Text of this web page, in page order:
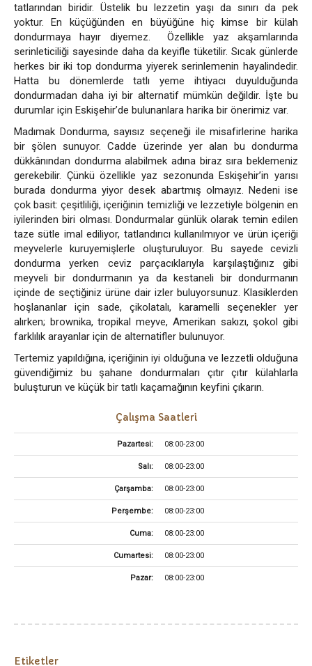
tatlarından biridir. Üstelik bu lezzetin yaşı da sınırı da pek
yoktur. En küçüğünden en büyüğüne hiç kimse bir külah
dondurmaya hayır diyemez. Özellikle yaz akşamlarında
serinleticiliği sayesinde daha da keyifle tüketilir. Sıcak günlerde
herkes bir iki top dondurma yiyerek serinlemenin hayalindedir.
Hatta bu dönemlerde tatlı yeme ihtiyacı duyulduğunda
dondurmadan daha iyi bir alternatif mümkün değildir. İşte bu
durumlar için Eskişehir’de bulunanlara harika bir önerimiz var.
Madımak Dondurma, sayısız seçeneği ile misafirlerine harika
bir şölen sunuyor. Cadde üzerinde yer alan bu dondurma
dükkânından dondurma alabilmek adına biraz sıra beklemeniz
gerekebilir. Çünkü özellikle yaz sezonunda Eskişehir’in yarısı
burada dondurma yiyor desek abartmış olmayız. Nedeni ise
çok basit: çeşitliliği, içeriğinin temizliği ve lezzetiyle bölgenin en
iyilerinden biri olması. Dondurmalar günlük olarak temin edilen
taze sütle imal ediliyor, tatlandırıcı kullanılmıyor ve ürün içeriği
meyvelerle kuruyemişlerle oluşturuluyor. Bu sayede cevizli
dondurma yerken ceviz parçacıklarıyla karşılaştığınız gibi
meyveli bir dondurmanın ya da kestaneli bir dondurmanın
içinde de seçtiğiniz ürüne dair izler buluyorsunuz. Klasiklerden
hoşlananlar için sade, çikolatalı, karamelli seçenekler yer
alırken; brownika, tropikal meyve, Amerikan sakızı, şokol gibi
farklılık arayanlar için de alternatifler bulunuyor.
Tertemiz yapıldığına, içeriğinin iyi olduğuna ve lezzetli olduğuna
güvendiğimiz bu şahane dondurmaları çıtır çıtır külahlarla
buluşturun ve küçük bir tatlı kaçamağının keyfini çıkarın.
Çalışma Saatleri
Pazartesi: 08:00-23:00
Salı: 08:00-23:00
Çarşamba: 08:00-23:00
Perşembe: 08:00-23:00
Cuma: 08:00-23:00
Cumartesi: 08:00-23:00
Pazar: 08:00-23:00
Etiketler